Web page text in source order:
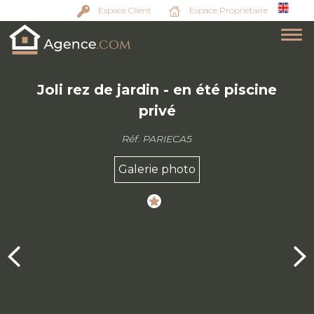
Espace Client Espace Propriétaire
Joli rez de jardin - en été piscine
privé
Réf. PARIECA5
Galerie photo